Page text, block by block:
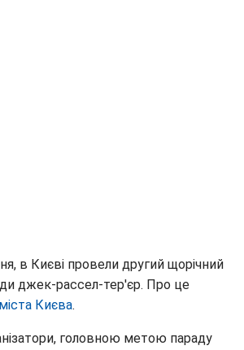
в Києві провели другий щорічний
джек-рассел-тер'єр. Про це
Києва.
головною метою параду